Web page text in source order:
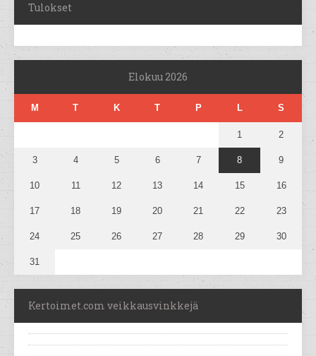
Tulokset
Elokuu 2026
M T K T P L S
1 2
3 4 5 6 7 8 9
10 11 12 13 14 15 16
17 18 19 20 21 22 23
24 25 26 27 28 29 30
31
Kertoimet.com veikkausvinkkejä